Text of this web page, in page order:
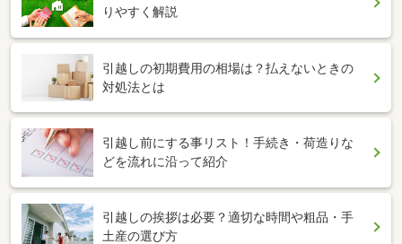
りやすく解説
引越しの初期費用の相場は？払えないときの
対処法とは
引越し前にする事リスト！手続き・荷造りな
どを流れに沿って紹介
引越しの挨拶は必要？適切な時間や粗品・手
土産の選び方